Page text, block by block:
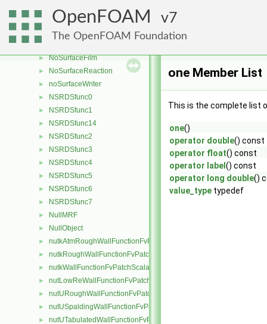
OpenFOAM 7
The OpenFOAM Foundation
► normalToFace
► noSlipFvPatchVectorField
►
► NoSurfaceFilm
► NoSurfaceReaction
► noSurfaceWriter
► NSRDSfunc0
► NSRDSfunc1
► NSRDSfunc14
► NSRDSfunc2
► NSRDSfunc3
► NSRDSfunc4
► NSRDSfunc5
► NSRDSfunc6
► NSRDSfunc7
► NullMRF
► NullObject
► nutkAtmRoughWallFunctionFvPatchScalarField
► nutkRoughWallFunctionFvPatchScalarField
► nutkWallFunctionFvPatchScalarField
► nutLowReWallFunctionFvPatchScalarField
► nutURoughWallFunctionFvPatchScalarField
► nutUSpaldingWallFunctionFvPatchScalarField
► nutUTabulatedWallFunctionFvPatchScalarField
one Member List
This is the complete list
one()
operator double() const
operator float() const
operator label () const
operator long double()
value_type typedef